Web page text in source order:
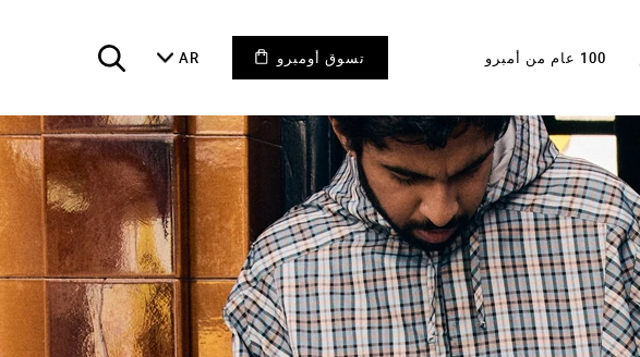
100 عام من أمبرو تسوق أومبرو AR